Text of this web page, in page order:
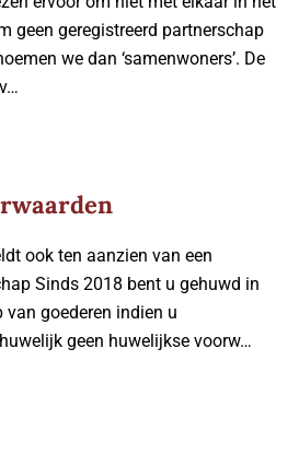
geen geregistreerd partnerschap
we dan ‘samenwoners’. De
ook ten aanzien van een
Sinds 2018 bent u gehuwd in
van goederen indien u
geen huwelijkse voorw…